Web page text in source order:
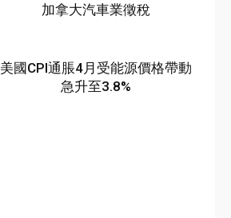
加拿大汽車業徵稅
美國CPI通脹4月受能源價格帶動
急升至3.8%